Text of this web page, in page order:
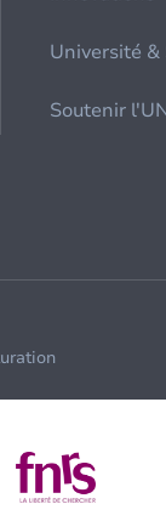
Université &
Soutenir